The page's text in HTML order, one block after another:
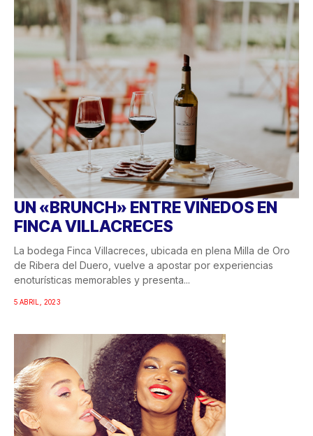
UN «BRUNCH» ENTRE VIÑEDOS EN
FINCA VILLACRECES
La bodega Finca Villacreces, ubicada en plena Milla de Oro
de Ribera del Duero, vuelve a apostar por experiencias
enoturísticas memorables y presenta...
5 ABRIL, 2023